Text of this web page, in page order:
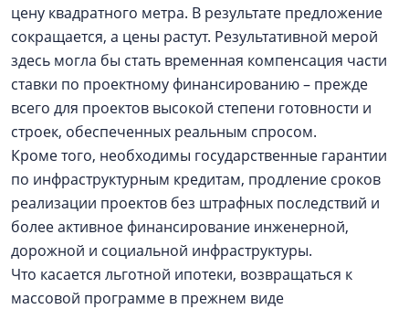
цену квадратного метра. В результате предложение
сокращается, а цены растут. Результативной мерой
здесь могла бы стать временная компенсация части
ставки по проектному финансированию – прежде
всего для проектов высокой степени готовности и
строек, обеспеченных реальным спросом.
Кроме того, необходимы государственные гарантии
по инфраструктурным кредитам, продление сроков
реализации проектов без штрафных последствий и
более активное финансирование инженерной,
дорожной и социальной инфраструктуры.
Что касается льготной ипотеки, возвращаться к
массовой программе в прежнем виде